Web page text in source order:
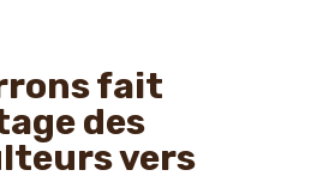
fait
des
vers